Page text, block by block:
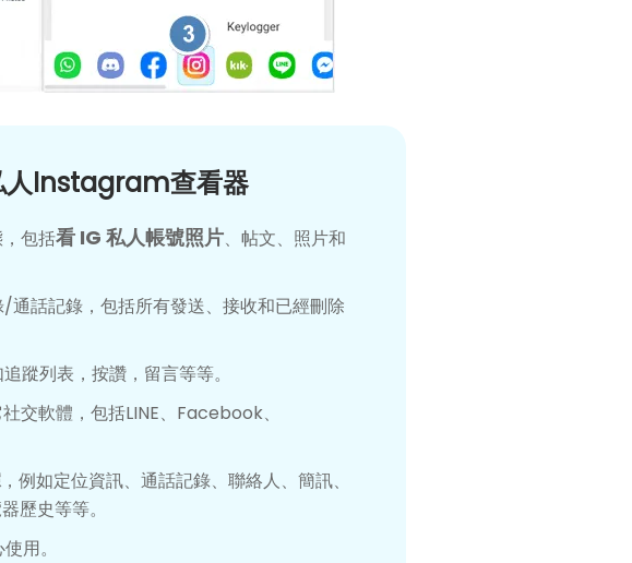
Instagram查看器
包括看 IG 私人帳號照片、帖文、照片和
話記錄，包括所有發送、接收和已經刪除
追蹤列表，按讚，留言等等。
交軟體，包括LINE、Facebook、
，例如定位資訊、通話記錄、聯絡人、簡訊、
歷史等等。
用。